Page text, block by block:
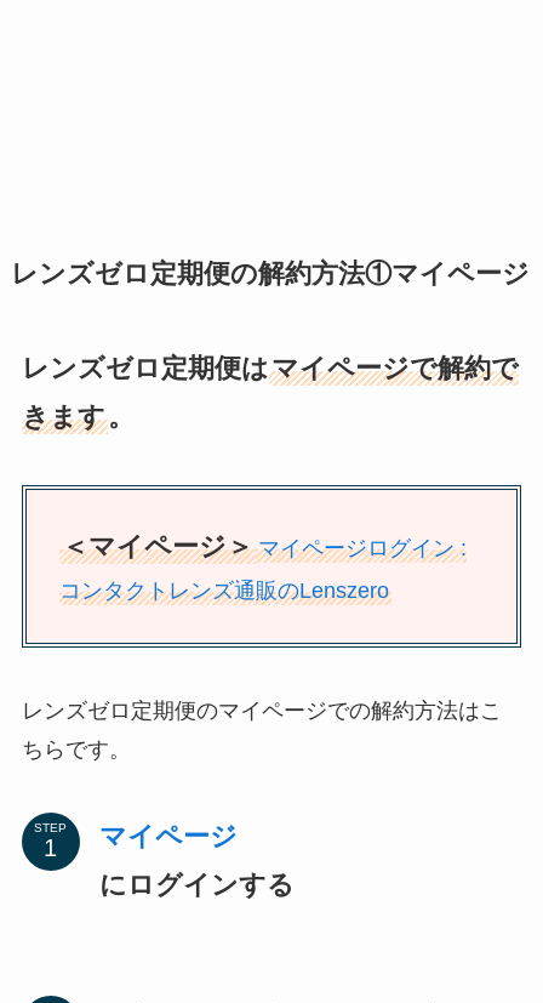
レンズゼロ定期便の解約方法①マイページ
レンズゼロ定期便はマイページで解約で
きます。
＜マイページ＞ マイページログイン :
コンタクトレンズ通販のLenszero
レンズゼロ定期便のマイページでの解約方法はこ
ちらです。
STEP
マイページ
にログインする